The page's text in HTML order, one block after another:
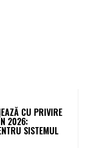
CU PRIVIRE
2026:
SISTEMUL